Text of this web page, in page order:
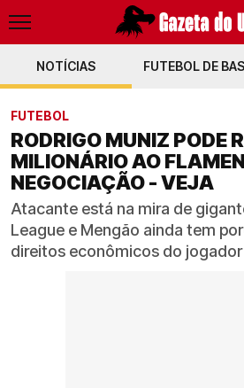
NOTÍCIAS FUTEBOL DE
FUTEBOL
RODRIGO MUNIZ PODE
MILIONÁRIO AO
NEGOCIAÇÃO - VEJA
Atacante está na mira de
League e Mengão ainda tem
direitos econômicos do jogador